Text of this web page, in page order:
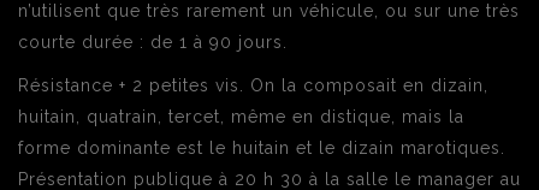
n’utilisent que très rarement un véhicule, ou sur une très
courte durée : de 1 à 90 jours.
Résistance + 2 petites vis. On la composait en dizain,
huitain, quatrain, tercet, même en distique, mais la
forme dominante est le huitain et le dizain marotiques.
Présentation publique à 20 h 30 à la salle le manager au